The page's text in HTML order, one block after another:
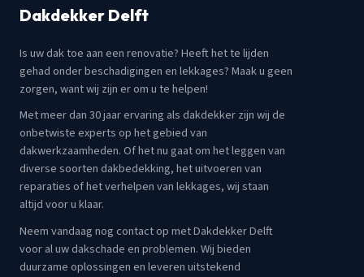
Dakdekker Delft
Is uw dak toe aan een renovatie? Heeft het te lijden
gehad onder beschadigingen en lekkages? Maak u geen
zorgen, want wij zijn er om u te helpen!
Met meer dan 30 jaar ervaring als dakdekker zijn wij de
onbetwiste experts op het gebied van
dakwerkzaamheden. Of het nu gaat om het leggen van
diverse soorten dakbedekking, het uitvoeren van
reparaties of het verhelpen van lekkages, wij staan
altijd voor u klaar.
Neem vandaag nog contact op met Dakdekker Delft
voor al uw dakschade en problemen. Wij bieden
duurzame oplossingen en leveren uitstekend